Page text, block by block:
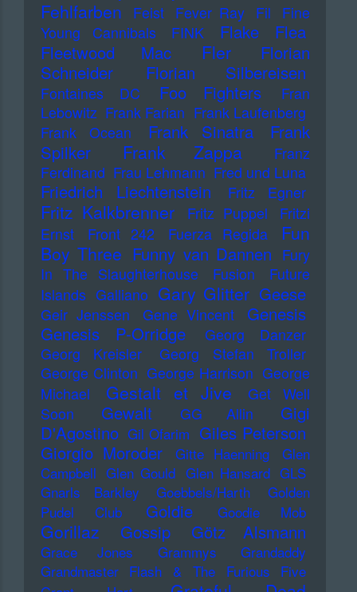
Fehlfarben Feist Fever Ray Fil
Fine
Young Cannibals
FINK Flake
Flea
Fleetwood Mac
Fler
Florian
Schneider
Florian Silbereisen
Fontaines DC Foo Fighters
Fran
Lebowitz Frank Farian Frank Laufenberg
Frank Ocean
Frank Sinatra
Frank
Spilker
Frank Zappa
Franz
Ferdinand Frau Lehmann Fred und Luna
Friedrich Liechtenstein Fritz Egner
Fritz Kalkbrenner Fritz Puppel
Fritzi
Ernst
Front 242 Fuerza Regida
Fun
Boy Three Funny van Dannen Fury
In The Slaughterhouse
Fusion
Future
Islands Galliano Gary Glitter Geese
Geir Jenssen Gene Vincent
Genesis
Genesis P-Orridge
Georg Danzer
Georg Kreisler
Georg Stefan Troller
George Clinton George Harrison George
Michael
Gestalt et Jive
Get Well
Soon
Gewalt GG Allin
Gigi
D'Agostino Gil Ofarim Giles Peterson
Giorgio Moroder
Gitte Haenning
Glen
Campbell Glen Gould Glen Hansard GLS
Gnarls Barkley
Goebbels/Harth
Golden
Pudel Club
Goldie Goodie Mob
Gorillaz Gossip Götz Alsmann
Grace Jones Grammys
Grandaddy
Grandmaster Flash & The Furious Five